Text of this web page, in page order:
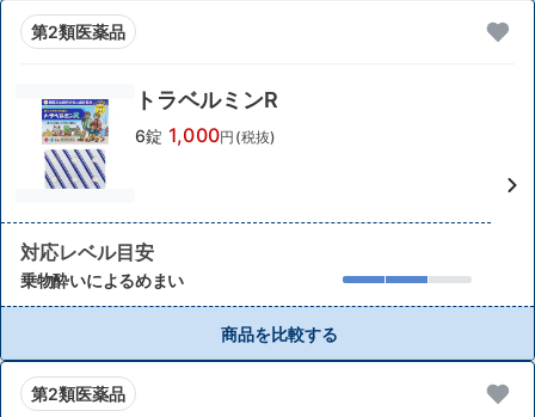
第2類医薬品
トラベルミンR
6錠 1,000円(税抜)
対応レベル目安
乗物酔いによるめまい
商品を比較する
第2類医薬品